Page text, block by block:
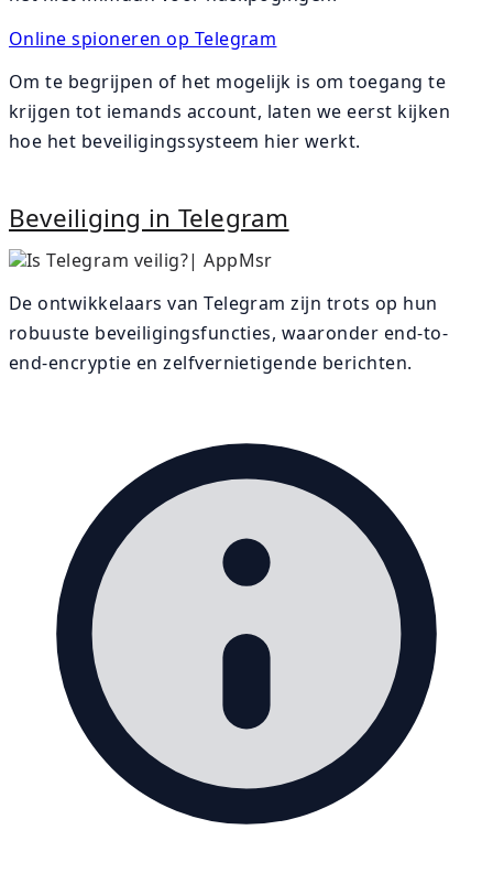
Online spioneren op Telegram
Om te begrijpen of het mogelijk is om toegang te
krijgen tot iemands account, laten we eerst kijken
hoe het beveiligingssysteem hier werkt.
Beveiliging in Telegram
De ontwikkelaars van Telegram zijn trots op hun
robuuste beveiligingsfuncties, waaronder end-to-
end-encryptie en zelfvernietigende berichten.